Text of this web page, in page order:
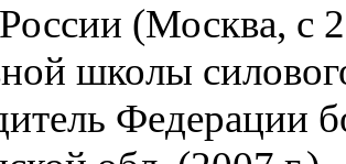
(Москва, с
школы
Федерации